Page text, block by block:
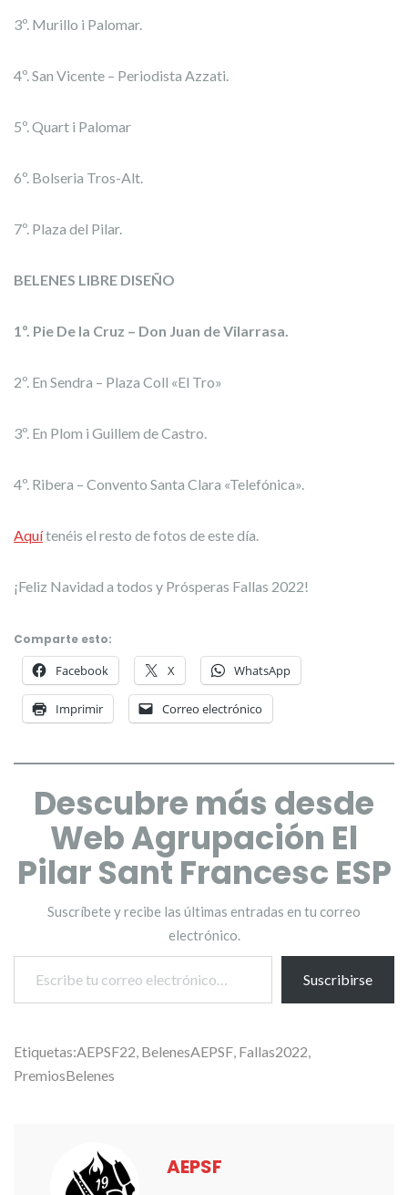
3º. Murillo i Palomar.
4º. San Vicente – Periodista Azzati.
5º. Quart i Palomar
6º. Bolseria Tros-Alt.
7º. Plaza del Pilar.
BELENES LIBRE DISEÑO
1º. Pie De la Cruz – Don Juan de Vilarrasa.
2º. En Sendra – Plaza Coll «El Tro»
3º. En Plom i Guillem de Castro.
4º. Ribera – Convento Santa Clara «Telefónica».
Aquítenéis el resto de fotos de este día.
¡Feliz Navidad a todos y Prósperas Fallas 2022!
Comparte esto:
Facebook X WhatsApp
Imprimir Correo electrónico
Descubre más desde
Web Agrupación El
Pilar Sant Francesc ESP
Suscríbete y recibe las últimas entradas en tu correo
electrónico.
Escribe tu correo electrónico…
Suscribirse
Etiquetas:AEPSF22 BelenesAEPSF Fallas2022
PremiosBelenes
AEPSF